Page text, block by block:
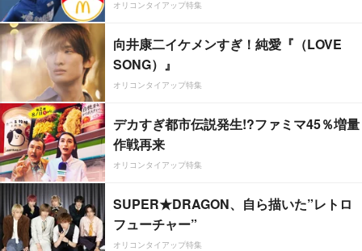
オリコンタイアップ特集
向井康二イケメンすぎ！純愛『（LOVE
SONG）』
オリコンタイアップ特集
デカすぎ都市伝説発生!?ファミマ45％増量
作戦再来
オリコンタイアップ特集
SUPER★DRAGON、自ら描いた”レトロ
フューチャー”
オリコンタイアップ特集